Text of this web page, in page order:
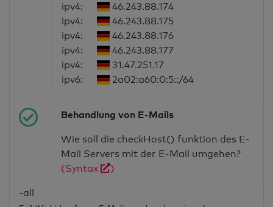
ipv4:
46.243.88.174
ipv4:
46.243.88.175
ipv4:
46.243.88.176
ipv4:
46.243.88.177
ipv4:
31.47.251.17
ipv6:
2a02:a60:0:5::/64
Behandlung von E-Mails
Wie soll die checkHost() funktion des E-
Mail Servers mit der E-Mail umgehen?
(Syntax
)
-all